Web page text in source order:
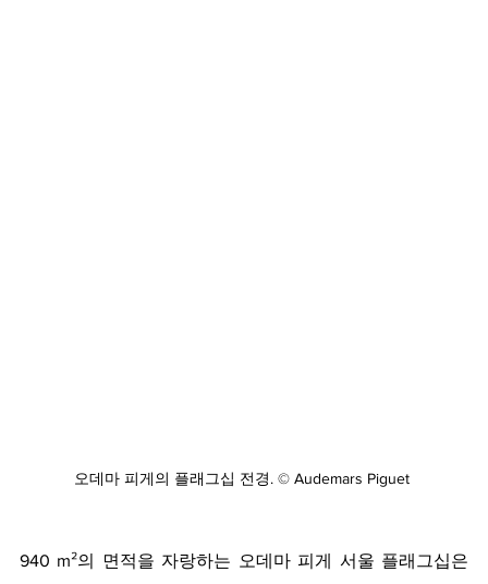
오데마 피게의 플래그십 전경. © Audemars Piguet
940 m²의 면적을 자랑하는 오데마 피게 서울 플래그십은